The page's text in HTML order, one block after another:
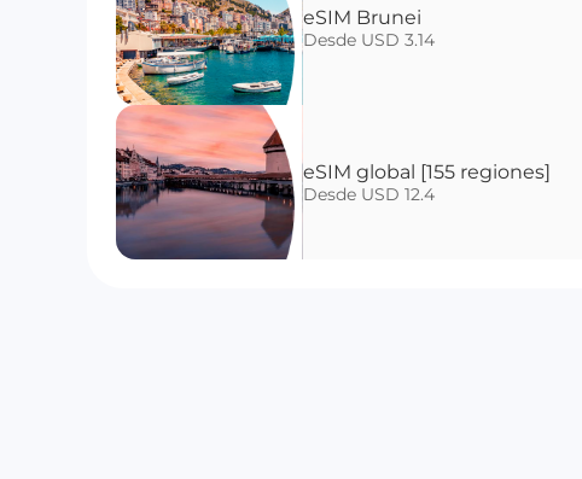
eSIM Brunei
Desde USD 3.14
eSIM global [155 regiones]
Desde USD 12.4